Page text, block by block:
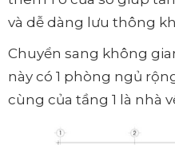
và dễ dàng lưu thông
Chuyển sang không
này có 1 phòng ngủ
cùng của tầng 1 là nhà